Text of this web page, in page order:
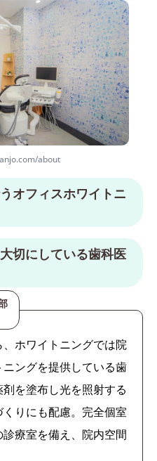
about
オフィスホワイトニ
切にしている歯科医
ホワイトニングでは院
ングを提供している歯
を塗布し光を照射する
りにも配慮。完全個室
療室を備え、院内空間